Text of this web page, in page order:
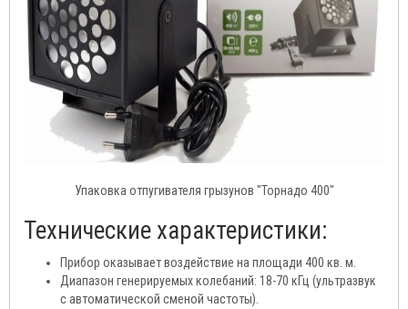
Упаковка отпугивателя грызунов "Торнадо 400"
Технические характеристики:
Прибор оказывает воздействие на площади 400 кв. м.
Диапазон генерируемых колебаний: 18-70 кГц (ультразвук
с автоматической сменой частоты).